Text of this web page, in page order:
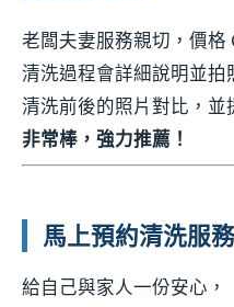
老闆夫妻服務親切，價格
清洗過程會詳細說明並
清洗前後的照片對比，並
非常棒，強力推薦！
馬上預約清洗服務
給自己與家人一份安心，